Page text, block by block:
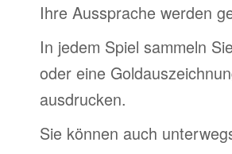
Ihre Aussprache werden
In jedem Spiel sammeln
oder eine
ausdrucken.
Sie können auch